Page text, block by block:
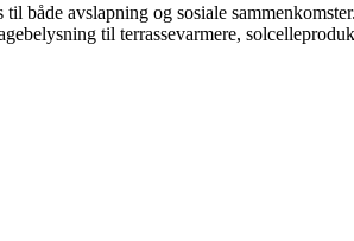
både avslapning og sosiale
til terrassevarmere,